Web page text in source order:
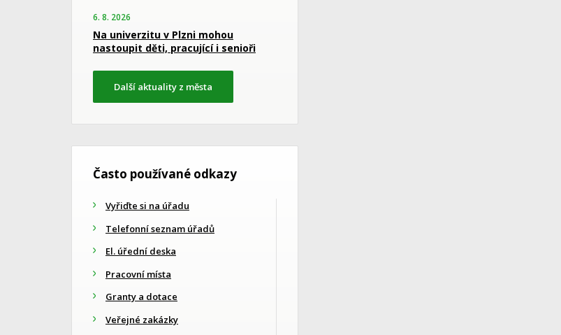
6. 8. 2026
Na univerzitu v Plzni mohou
nastoupit děti, pracující i senioři
Další aktuality z města
Často používané odkazy
Vyřiďte si na úřadu
Telefonní seznam úřadů
El. úřední deska
Pracovní místa
Granty a dotace
Veřejné zakázky